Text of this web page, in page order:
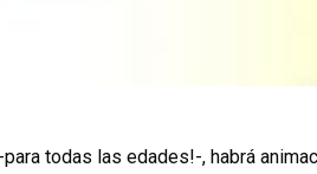
todas las edades!-, habrá